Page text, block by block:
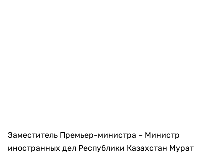
Заместитель Премьер-министра – Министр
иностранных дел Республики Казахстан Мурат